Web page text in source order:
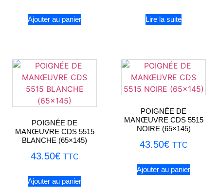
Ajouter au panier Lire la suite
POIGNÉE DE
MANŒUVRE CDS 5515
BLANCHE (65×145)
43.50€ TTC
Ajouter au panier
POIGNÉE DE
MANŒUVRE CDS 5515
NOIRE (65×145)
43.50€ TTC
Ajouter au panier